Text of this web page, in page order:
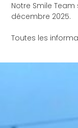
Notre Smile
décembre 2025.
Toutes les